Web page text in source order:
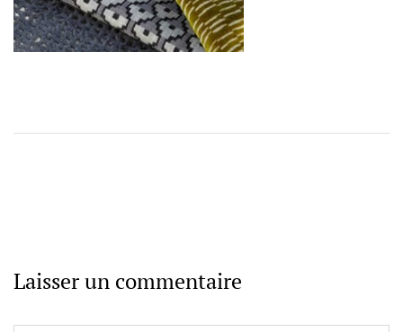
Laisser un commentaire